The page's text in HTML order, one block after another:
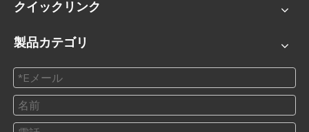
クイックリンク
製品カテゴリ